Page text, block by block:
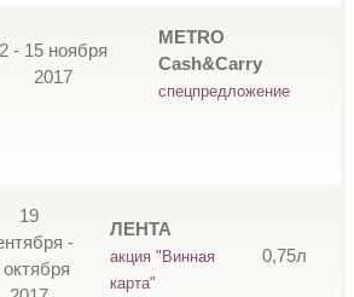
2 - 15 ноября
2017
METRO
Cash&Carry
спецпредложение
19
-
ЛЕНТА
акция "Винная
карта"
0,75л